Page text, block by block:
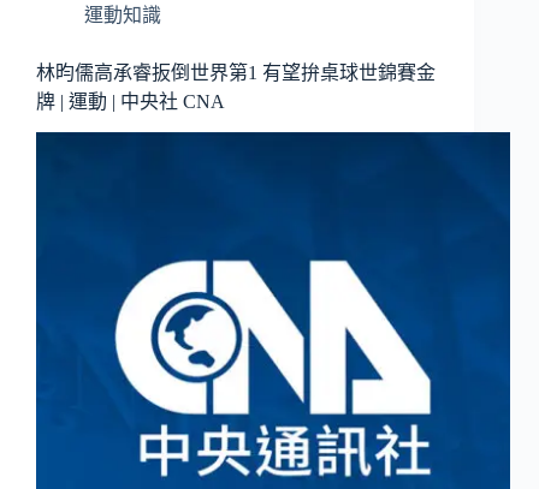
運動知識
林昀儒高承睿扳倒世界第1 有望拚桌球世錦賽金
牌 | 運動 | 中央社 CNA